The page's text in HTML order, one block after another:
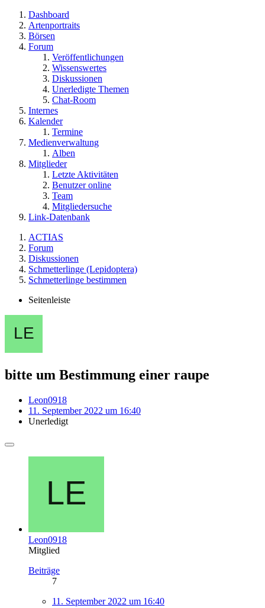
Dashboard
Artenportraits
Börsen
Forum
Veröffentlichungen
Wissenswertes
Diskussionen
Unerledigte Themen
Chat-Room
Internes
Kalender
Termine
Medienverwaltung
Alben
Mitglieder
Letzte Aktivitäten
Benutzer online
Team
Mitgliedersuche
Link-Datenbank
ACTIAS
Forum
Diskussionen
Schmetterlinge (Lepidoptera)
Schmetterlinge bestimmen
Seitenleiste
bitte um Bestimmung einer raupe
Leon0918
11. September 2022 um 16:40
Unerledigt
Leon0918
Mitglied
Beiträge
7
11. September 2022 um 16:40